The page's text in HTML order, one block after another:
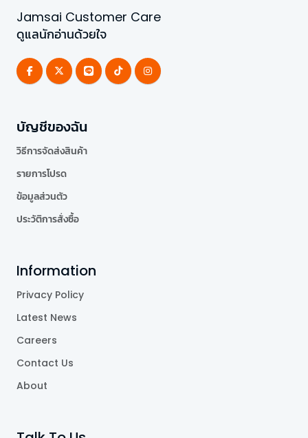
Jamsai Customer Care
ดูแลนักอ่านด้วยใจ
บัญชีของฉัน
วิธีการจัดส่งสินค้า
รายการโปรด
ข้อมูลส่วนตัว
ประวัติการสั่งซื้อ
Information
Privacy Policy
Latest News
Careers
Contact Us
About